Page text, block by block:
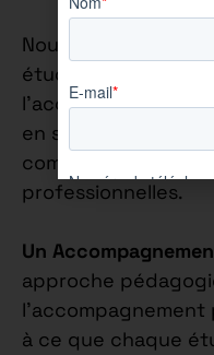
Nous nous
étudiant de
l’accent sur la
en soi et sur
compétences
professionnelles.
Un
approche
l’accompagnement
à ce que chaque